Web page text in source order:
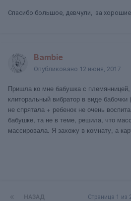
Спасибо большое, девчули, за
Bambie
Опубликовано 12 июня, 2017
Пришла ко мне бабушка с
клиторальный вибратор в виде
не спрятала + ребенок не очень
бабушке, та не в теме, решила, что
массировала. Я захожу в комнату, а
НАЗАД Страница 1 из